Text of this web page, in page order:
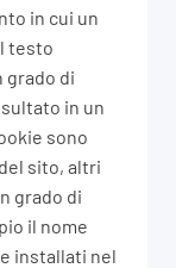
in cui un
testo
grado di
in un
sono
sito, altri
grado di
il nome
installati nel